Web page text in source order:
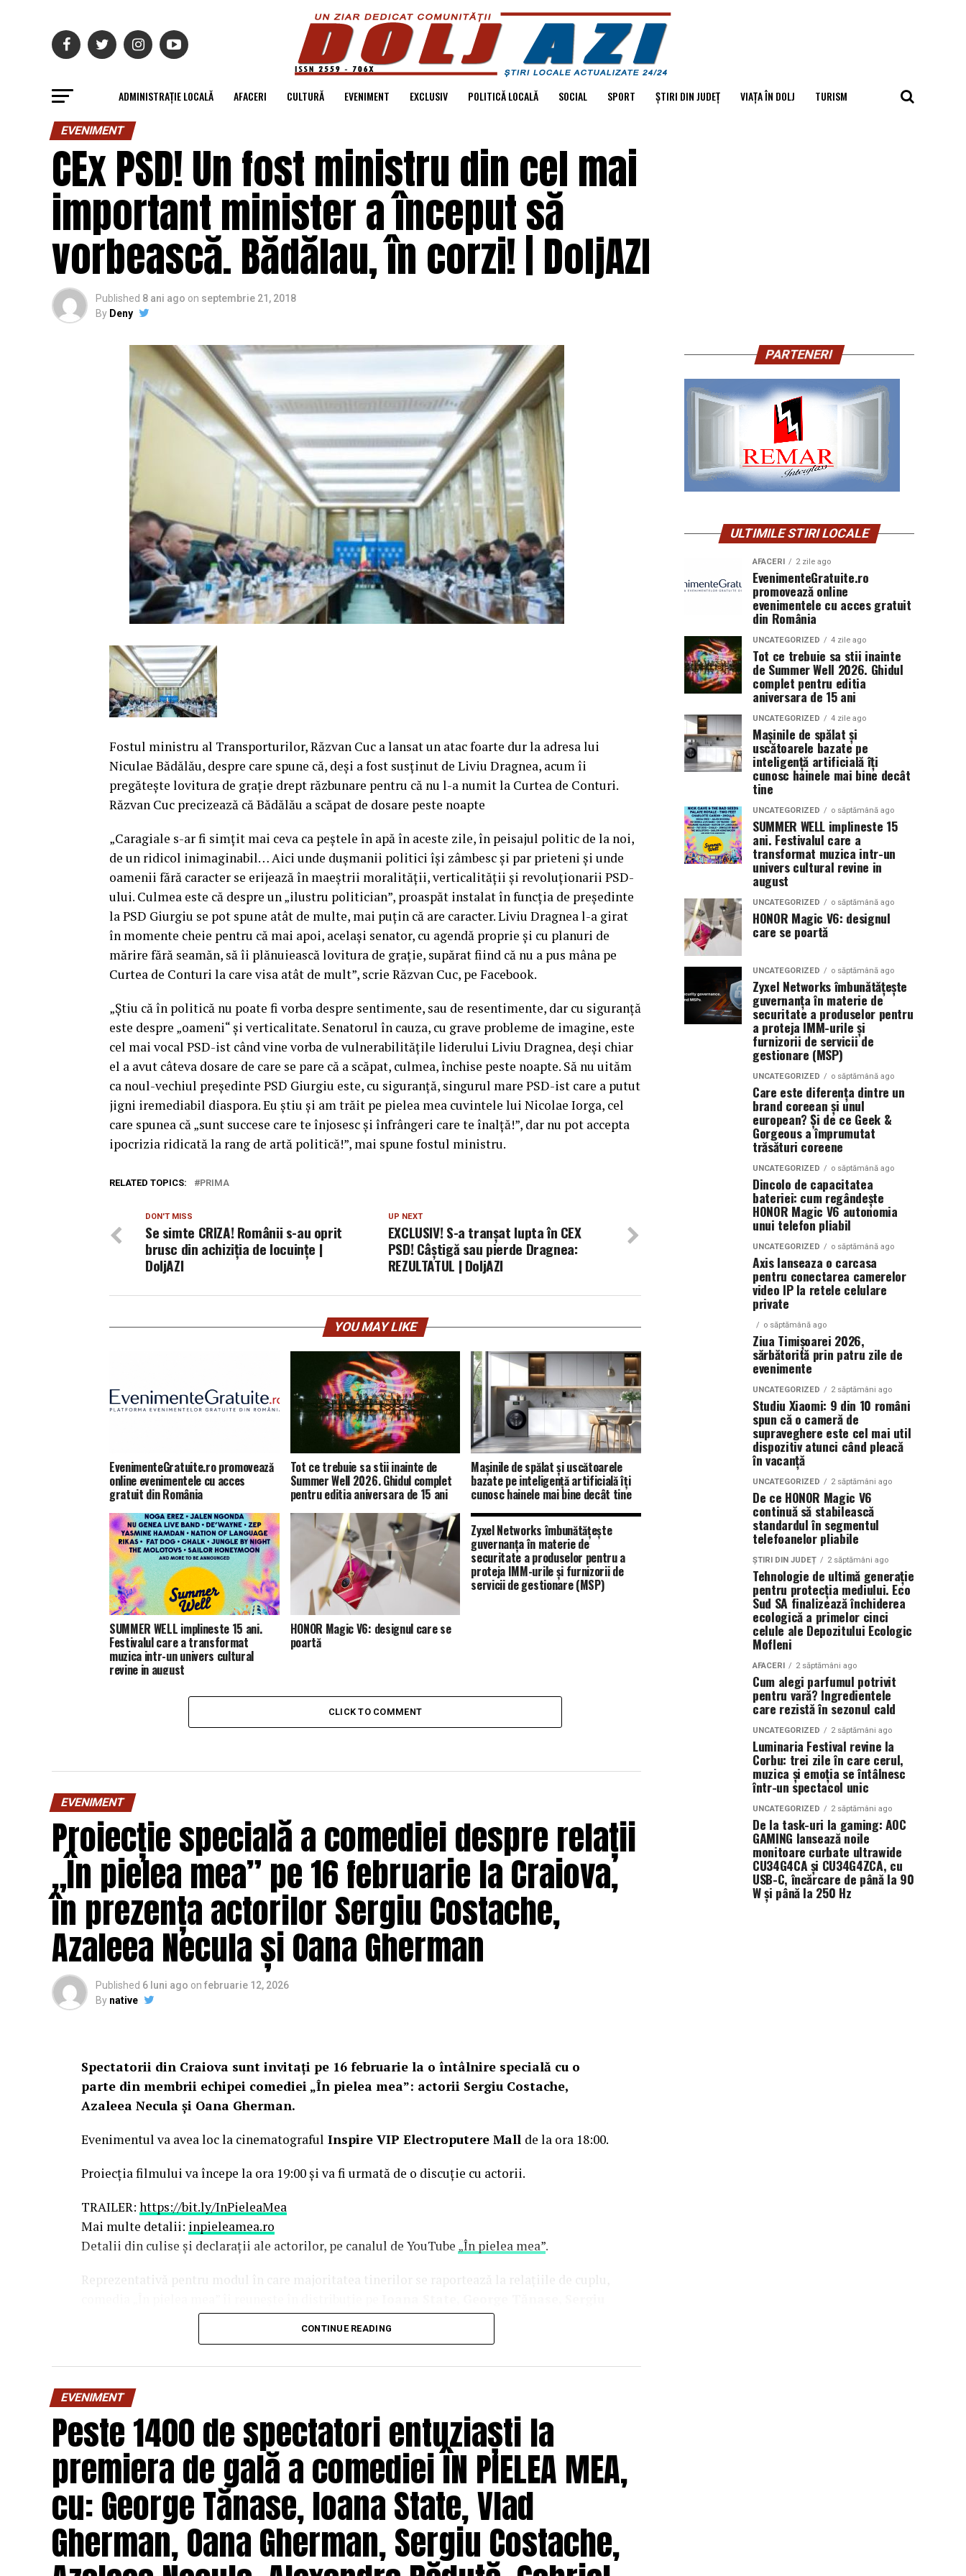
ADMINISTRAȚIE LOCALĂ AFACERI CULTURĂ EVENIMENT EXCLUSIV POLITICĂ LOCALĂ SOCIAL SPORT ȘTIRI DIN JUDEȚ VIAȚA ÎN DOLJ TURISM
EVENIMENT
CEx PSD! Un fost ministru din cel mai
important minister a început să
vorbească. Bădălau, în corzi! | DoljAZI
Published 8 ani ago on septembrie 21, 2018
By Deny
Fostul ministru al Transporturilor, Răzvan Cuc a lansat un atac foarte dur la adresa lui
Niculae Bădălău, despre care spune că, deşi a fost susţinut de Liviu Dragnea, acum îi
pregăteşte lovitura de graţie drept răzbunare pentru că nu l-a numit la Curtea de Conturi.
Răzvan Cuc precizează că Bădălău a scăpat de dosare peste noapte
„Caragiale s-ar fi simţit mai ceva ca peştele în apă în aceste zile, în peisajul politic de la noi,
de un ridicol inimaginabil… Aici unde duşmanii politici îşi zâmbesc şi par prieteni şi unde
oamenii fără caracter se erijează în maeştrii moralităţii, verticalităţii şi revoluţionarii PSD-
ului. Culmea este că despre un „ilustru politician”, proaspăt instalat în funcţia de preşedinte
la PSD Giurgiu se pot spune atât de multe, mai puţin că are caracter. Liviu Dragnea l-a girat
în momente cheie pentru că mai apoi, acelaşi senator, cu agendă proprie şi cu planuri de
mărire fără seamăn, să îi plănuiească lovitura de graţie, supărat fiind că nu a pus mâna pe
Curtea de Conturi la care visa atât de mult”, scrie Răzvan Cuc, pe Facebook.
„Ştiu că în politică nu poate fi vorba despre sentimente, sau de resentimente, dar cu siguranţă
este despre „oameni“ şi verticalitate. Senatorul în cauza, cu grave probleme de imagine, este
cel mai vocal PSD-ist când vine vorba de vulnerabilităţile liderului Liviu Dragnea, deşi chiar
el a avut câteva dosare de care se pare că a scăpat, culmea, închise peste noapte. Să nu uităm
ca noul-vechiul preşedinte PSD Giurgiu este, cu siguranţă, singurul mare PSD-ist care a putut
jigni iremediabil diaspora. Eu ştiu şi am trăit pe pielea mea cuvintele lui Nicolae Iorga, cel
care spunea că „sunt succese care te înjosesc şi înfrângeri care te înalţă!”, dar nu pot accepta
ipocrizia ridicată la rang de artă politică!”, mai spune fostul ministru.
RELATED TOPICS: PRIMA
UP NEXT
EXCLUSIV! S-a tranșat lupta în CEX
PSD! Câștigă sau pierde Dragnea:
REZULTATUL | DoljAZI
DON'T MISS
Se simte CRIZA! Românii s-au oprit
brusc din achiziția de locuințe |
DoljAZI
YOU MAY LIKE
EvenimenteGratuite.ro promovează
online evenimentele cu acces
gratuit din România
Tot ce trebuie sa stii inainte de
Summer Well 2026. Ghidul complet
pentru editia aniversara de 15 ani
Mașinile de spălat și uscătoarele
bazate pe inteligență artificială îți
cunosc hainele mai bine decât tine
SUMMER WELL implineste 15 ani.
Festivalul care a transformat
muzica intr-un univers cultural
revine in august
HONOR Magic V6: designul care se
poartă
Zyxel Networks îmbunătățește
guvernanța în materie de
securitate a produselor pentru a
proteja IMM-urile și furnizorii de
servicii de gestionare (MSP)
CLICK TO COMMENT
EVENIMENT
Proiecție specială a comediei despre relații
„În pielea mea” pe 16 februarie la Craiova,
în prezența actorilor Sergiu Costache,
Azaleea Necula și Oana Gherman
Published 6 luni ago on februarie 12, 2026
By native
Spectatorii din Craiova sunt invitați pe 16 februarie la o întâlnire specială cu o
parte din membrii echipei comediei „În pielea mea”: actorii Sergiu Costache,
Azaleea Necula și Oana Gherman.
Evenimentul va avea loc la cinematograful Inspire VIP Electroputere Mall de la ora 18:00.
Proiecția filmului va începe la ora 19:00 și va fi urmată de o discuție cu actorii.
TRAILER: https://bit.ly/InPieleaMea
Mai multe detalii: inpieleamea.ro
Detalii din culise și declarații ale actorilor, pe canalul de YouTube „În pielea mea”.
Reprezentativă pentru modul în care majoritatea tinerilor se raportează la relațiile de cuplu,
Costache, Oana Gherman, Vlad Gherman, Azaleea Necula, Alexandra Răduță,
O comedie savuroasă despre un „schimb de roluri” pe care patru cupluri îl acceptă pe durata
unui weekend, ce se dovedește un mod haios prin care protagoniștii reușesc să-și cunoască
mai bine partenerii și să renunțe la orgolii și preconcepții, „
experiență de cinema relaxantă și amuzantă.
Regizorul și scenaristul Paul Decu, absolvent al Facultății de Teatru UNATC
„I.L.Caragiale” și al masteratului în regie de film de la MetFilm School Londra, a colaborat la
realizarea primului său lungmetraj cu o echipă de profesioniști din care fac parte
Pădurețu (imagine), Bogdan Ivanovici (sunet), Anca Miron (scenografie), Francisca
Vass (costume)
CONTINUE READING
EVENIMENT
Peste 1400 de spectatori entuziaști la
premiera de gală a comediei ÎN PIELEA MEA,
cu: George Tănase, Ioana State, Vlad
Gherman, Oana Gherman, Sergiu Costache,
PARTENERI
ULTIMILE STIRI LOCALE
AFACERI 2 zile ago
EvenimenteGratuite.ro
promovează online
evenimentele cu acces gratuit
din România
UNCATEGORIZED 4 zile ago
Tot ce trebuie sa stii inainte
de Summer Well 2026. Ghidul
complet pentru editia
aniversara de 15 ani
UNCATEGORIZED 4 zile ago
Mașinile de spălat și
uscătoarele bazate pe
inteligență artificială îți
cunosc hainele mai bine decât
tine
UNCATEGORIZED o săptămână ago
SUMMER WELL implineste 15
ani. Festivalul care a
transformat muzica intr-un
univers cultural revine in
august
UNCATEGORIZED o săptămână ago
HONOR Magic V6: designul
care se poartă
UNCATEGORIZED o săptămână ago
Zyxel Networks îmbunătățește
guvernanța în materie de
securitate a produselor pentru
a proteja IMM-urile și
furnizorii de servicii de
gestionare (MSP)
UNCATEGORIZED o săptămână ago
Care este diferența dintre un
brand coreean și unul
european? Și de ce Geek &
Gorgeous a împrumutat
trăsături coreene
UNCATEGORIZED o săptămână ago
Dincolo de capacitatea
bateriei: cum regândește
HONOR Magic V6 autonomia
unui telefon pliabil
UNCATEGORIZED o săptămână ago
Axis lanseaza o carcasa
pentru conectarea camerelor
video IP la retele celulare
private
o săptămână ago
Ziua Timișoarei 2026,
sărbătorită prin patru zile de
evenimente
UNCATEGORIZED 2 săptămâni ago
Studiu Xiaomi: 9 din 10 români
spun că o cameră de
supraveghere este cel mai util
dispozitiv atunci când pleacă
în vacanță
UNCATEGORIZED 2 săptămâni ago
De ce HONOR Magic V6
continuă să stabilească
standardul în segmentul
telefoanelor pliabile
ȘTIRI DIN JUDEȚ 2 săptămâni ago
Tehnologie de ultimă generație
pentru protecția mediului. Eco
Sud SA finalizează închiderea
ecologică a primelor cinci
celule ale Depozitului Ecologic
Mofleni
AFACERI 2 săptămâni ago
Cum alegi parfumul potrivit
pentru vară? Ingredientele
care rezistă în sezonul cald
UNCATEGORIZED 2 săptămâni ago
Luminaria Festival revine la
Corbu: trei zile în care cerul,
muzica și emoția se întâlnesc
într-un spectacol unic
UNCATEGORIZED 2 săptămâni ago
De la task-uri la gaming: AOC
GAMING lansează noile
monitoare curbate ultrawide
CU34G4CA și CU34G4ZCA, cu
USB-C, încărcare de până la 90
W și până la 250 Hz